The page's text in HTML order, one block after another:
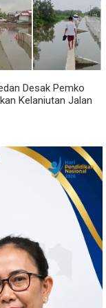
Desak Pemko
Kelanjutan Jalan